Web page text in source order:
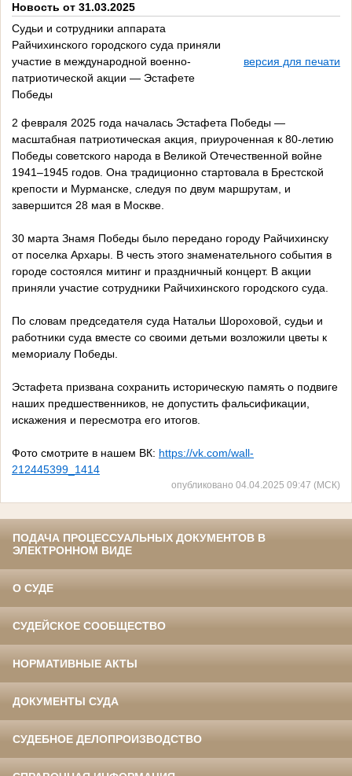
Новость от 31.03.2025
Судьи и сотрудники аппарата
Райчихинского городского суда приняли
участие в международной военно-
патриотической акции — Эстафете
Победы
версия для печати
2 февраля 2025 года началась Эстафета Победы —
масштабная патриотическая акция, приуроченная к 80-летию
Победы советского народа в Великой Отечественной войне
1941–1945 годов. Она традиционно стартовала в Брестской
крепости и Мурманске, следуя по двум маршрутам, и
завершится 28 мая в Москве.
30 марта Знамя Победы было передано городу Райчихинску
от поселка Архары. В честь этого знаменательного события в
городе состоялся митинг и праздничный концерт. В акции
приняли участие сотрудники Райчихинского городского суда.
По словам председателя суда Натальи Шороховой, судьи и
работники суда вместе со своими детьми возложили цветы к
мемориалу Победы.
Эстафета призвана сохранить историческую память о подвиге
наших предшественников, не допустить фальсификации,
искажения и пересмотра его итогов.
Фото смотрите в нашем ВК: https://vk.com/wall-
212445399_1414
опубликовано 04.04.2025 09:47 (МСК)
ПОДАЧА ПРОЦЕССУАЛЬНЫХ ДОКУМЕНТОВ В
ЭЛЕКТРОННОМ ВИДЕ
О СУДЕ
СУДЕЙСКОЕ СООБЩЕСТВО
НОРМАТИВНЫЕ АКТЫ
ДОКУМЕНТЫ СУДА
СУДЕБНОЕ ДЕЛОПРОИЗВОДСТВО